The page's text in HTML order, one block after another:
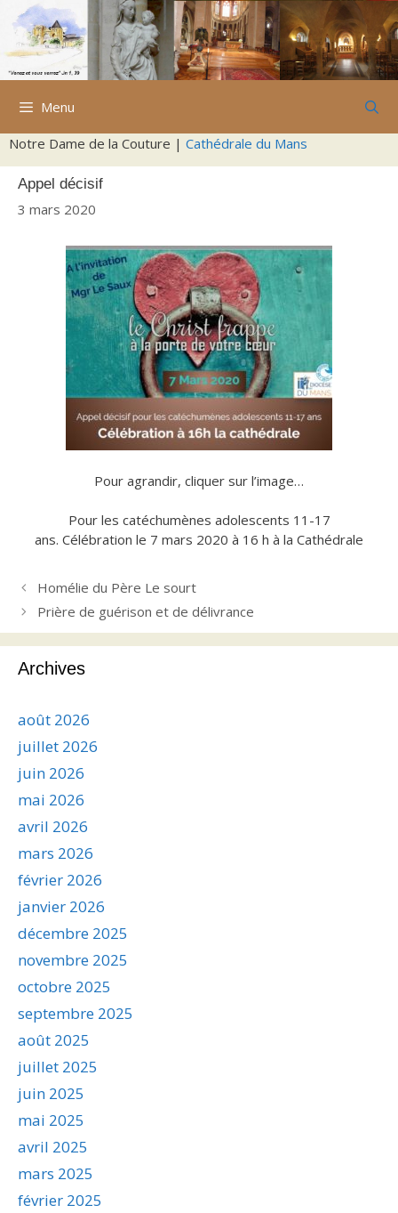
Aller
contenu
Menu
Notre Dame de la Couture | Cathédrale du Mans
Appel décisif
3 mars 2020
Pour agrandir, cliquer sur l’image…
Pour les catéchumènes adolescents 11-17
ans. Célébration le 7 mars 2020 à 16 h à la Cathédrale
Homélie du Père Le sourt
Prière de guérison et de délivrance
Archives
août 2026
juillet 2026
juin 2026
mai 2026
avril 2026
mars 2026
février 2026
janvier 2026
décembre 2025
novembre 2025
octobre 2025
septembre 2025
août 2025
juillet 2025
juin 2025
mai 2025
avril 2025
mars 2025
février 2025